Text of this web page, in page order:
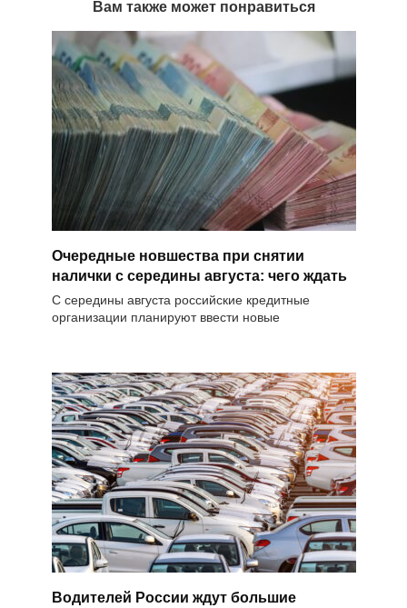
Вам также может понравиться
Очередные новшества при снятии
налички с середины августа: чего ждать
С середины августа российские кредитные
организации планируют ввести новые
Водителей России ждут большие